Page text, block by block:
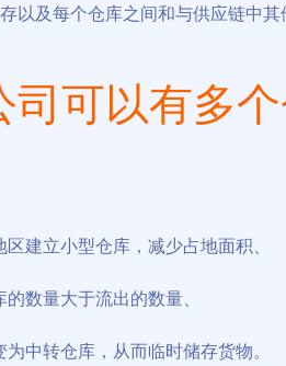
以及每个仓库之间和与供应链中
可以有多
区建立小型仓库，减少占地面积、
的数量大于流出的数量、
为中转仓库，从而临时储存货物。